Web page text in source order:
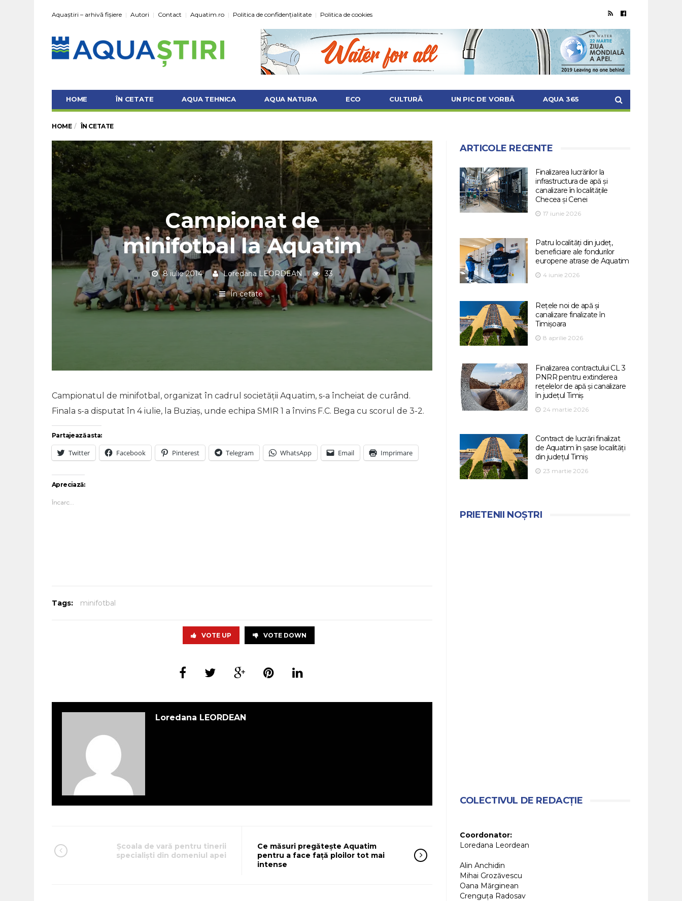
Aquaștiri – arhivă fișiere Autori Contact Aquatim.ro Politica de confidențialitate Politica de cookies
HOME ÎN CETATE AQUA TEHNICA AQUA NATURA ECO CULTURĂ UN PIC DE VORBĂ AQUA 365
HOME ÎN CETATE
Campionat de
minifotbal la Aquatim
8 iulie 2014 Loredana LEORDEAN 33
În cetate
Campionatul de minifotbal, organizat în cadrul societății Aquatim, s-a încheiat de curând.
Finala s-a disputat în 4 iulie, la Buziaș, unde echipa SMIR 1 a învins F.C. Bega cu scorul de 3-2.
Partajează asta:
Twitter Facebook Pinterest Telegram WhatsApp Email Imprimare
Apreciază:
Încarc...
Tags: minifotbal
VOTE UP VOTE DOWN
Loredana LEORDEAN
Școala de vară pentru tinerii
specialiști din domeniul apei
Ce măsuri pregătește Aquatim
pentru a face față ploilor tot mai
intense
ARTICOLE RECENTE
Finalizarea lucrărilor la
infrastructura de apă și
canalizare în localitățile
Checea și Cenei
17 iunie 2026
Patru localități din județ,
beneficiare ale fondurilor
europene atrase de Aquatim
4 iunie 2026
Rețele noi de apă și
canalizare finalizate în
Timișoara
8 aprilie 2026
Finalizarea contractului CL 3
PNRR pentru extinderea
rețelelor de apă și canalizare
în județul Timiș
24 martie 2026
Contract de lucrări finalizat
de Aquatim în șase localități
din județul Timiș
23 martie 2026
PRIETENII NOȘTRI
COLECTIVUL DE REDACȚIE
Coordonator:
Loredana Leordean
Alin Anchidin
Mihai Grozăvescu
Oana Mărginean
Crenguța Radosav